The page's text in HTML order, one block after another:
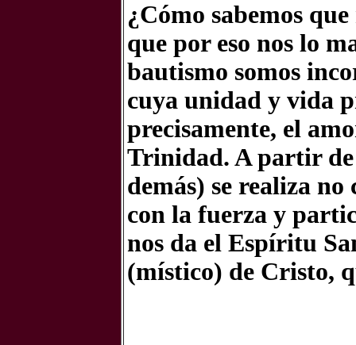
¿Cómo sabemos
que por eso nos lo
bautismo somos
cuya unidad y vida
precisamente, el
Trinidad. A partir de
demás) se realiza
con la fuerza y
nos da el Espíritu
(místico) de Cristo,